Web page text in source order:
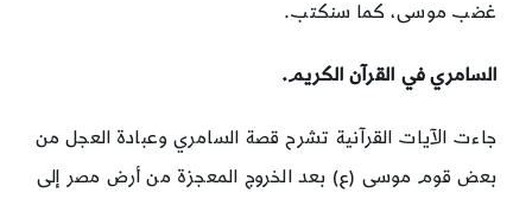
غضب موسى، كما سنكتب.
السامري في القرآن الكريم.
جاءت الآيات القرآنية تشرح قصة السامري وعبادة العجل من
بعض قوم موسى (ع) بعد الخروج المعجزة من أرض مصر إلى